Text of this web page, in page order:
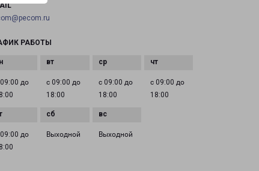
РАБОТЫ
до
с 09:00 до
18:00
с 09:00 до
18:00
с 09:00 до
18:00
до
Выходной Выходной